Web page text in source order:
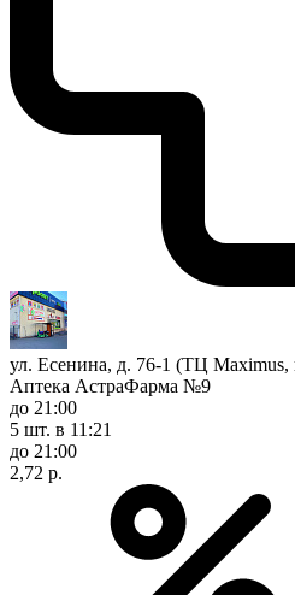
ул. Есенина, д. 76-1 (ТЦ Maximus,
Аптека АстраФарма №9
до 21:00
5 шт. в 11:21
до 21:00
2,72 р.